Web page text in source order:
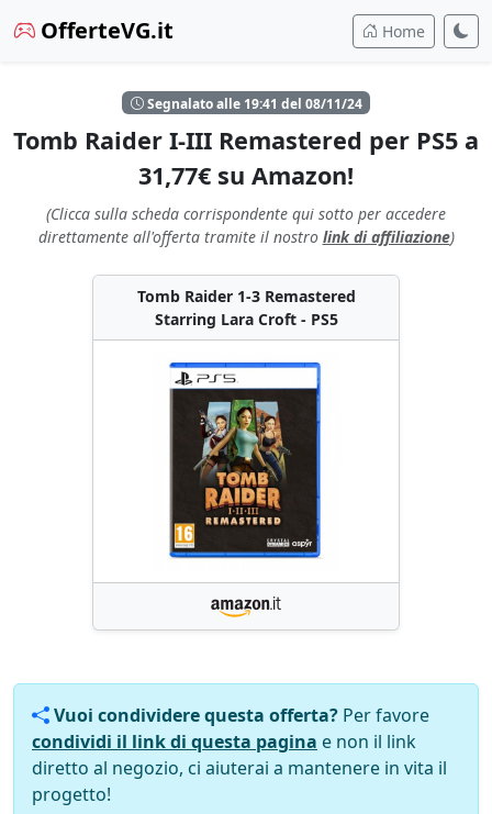
OfferteVG.it Home
Segnalato alle 19:41 del 08/11/24
Tomb Raider I-III Remastered per PS5 a
31,77€ su Amazon!
(Clicca sulla scheda corrispondente qui sotto per accedere
direttamente all'offerta tramite il nostro link di affiliazione)
Tomb Raider 1-3 Remastered
Starring Lara Croft - PS5
Vuoi condividere questa offerta? Per favore
condividi il link di questa pagina e non il link
diretto al negozio, ci aiuterai a mantenere in vita il
progetto!